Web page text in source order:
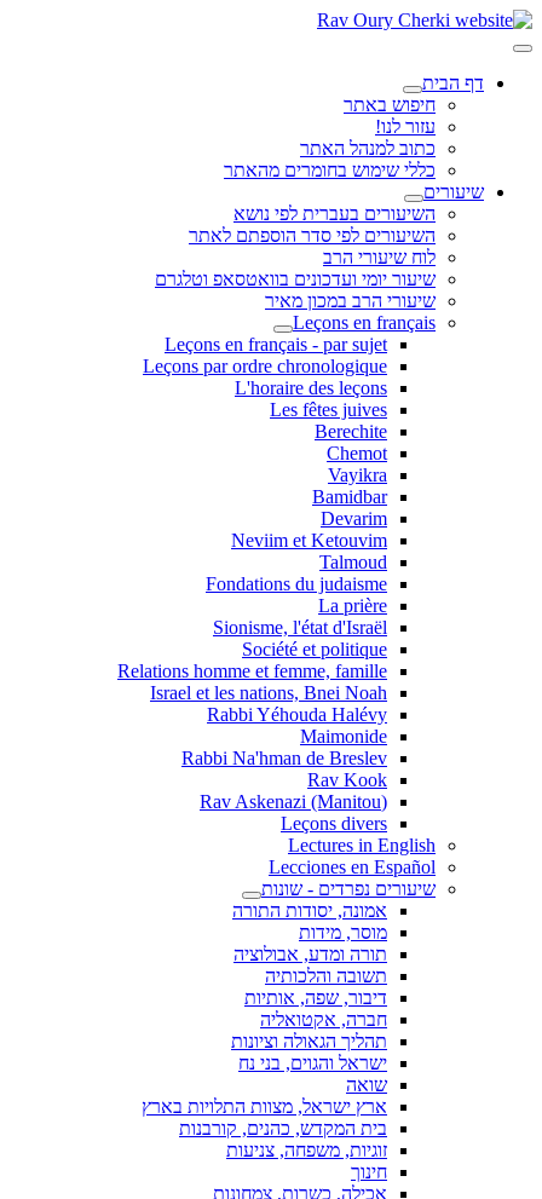
דף הבית
חיפוש באתר
עזור לנו!
כתוב למנהל האתר
כללי שימוש בחומרים מהאתר
שיעורים
השיעורים בעברית לפי נושא
השיעורים לפי סדר הוספתם לאתר
לוח שיעורי הרב
שיעור יומי ועדכונים בוואטסאפ וטלגרם
שיעורי הרב במכון מאיר
Leçons en français
Leçons en français - par sujet
Leçons par ordre chronologique
L'horaire des leçons
Les fêtes juives
Berechite
Chemot
Vayikra
Bamidbar
Devarim
Neviim et Ketouvim
Talmoud
Fondations du judaisme
La prière
Sionisme, l'état d'Israël
Société et politique
Relations homme et femme, famille
Israel et les nations, Bnei Noah
Rabbi Yéhouda Halévy
Maimonide
Rabbi Na'hman de Breslev
Rav Kook
(Rav Askenazi (Manitou
Leçons divers
Lectures in English
Lecciones en Español
שיעורים נפרדים - שונות
אמונה, יסודות התורה
מוסר, מידות
תורה ומדע, אבולוציה
תשובה והלכותיה
דיבור, שפה, אותיות
חברה, אקטואליה
תהליך הגאולה וציונות
ישראל והגוים, בני נח
שואה
ארץ ישראל, מצוות התלויות בארץ
בית המקדש, כהנים, קורבנות
זוגיות, משפחה, צניעות
חינוך
אכילה, כשרות, צמחונות